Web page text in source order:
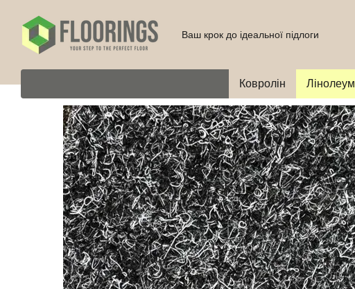
Ваш крок до ідеальної підлоги
Ковролін Лінолеум